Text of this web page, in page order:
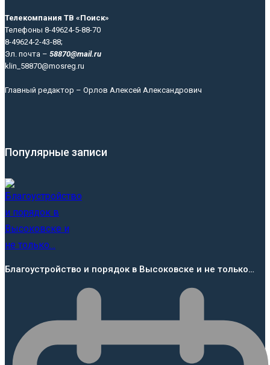
Телекомпания ТВ «Поиск»
Телефоны 8-49624-5-88-70
8-49624-2-43-88;
Эл. почта – 58870@mail.ru
klin_58870@mosreg.ru
Главный редактор – Орлов Алексей Александрович
Популярные записи
Благоустройство и порядок в Высоковске и не только…